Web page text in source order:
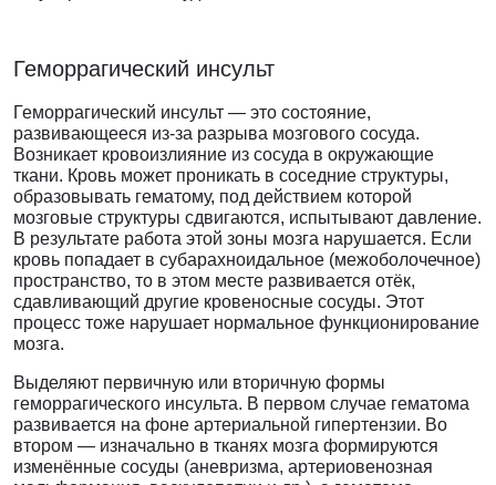
Геморрагический инсульт
Геморрагический инсульт — это состояние,
развивающееся из-за разрыва мозгового сосуда.
Возникает кровоизлияние из сосуда в окружающие
ткани. Кровь может проникать в соседние структуры,
образовывать гематому, под действием которой
мозговые структуры сдвигаются, испытывают давление.
В результате работа этой зоны мозга нарушается. Если
кровь попадает в субарахноидальное (межоболочечное)
пространство, то в этом месте развивается отёк,
сдавливающий другие кровеносные сосуды. Этот
процесс тоже нарушает нормальное функционирование
мозга.
Выделяют первичную или вторичную формы
геморрагического инсульта. В первом случае гематома
развивается на фоне артериальной гипертензии. Во
втором — изначально в тканях мозга формируются
изменённые сосуды (аневризма, артериовенозная